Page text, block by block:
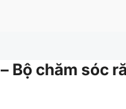
Bộ chăm sóc